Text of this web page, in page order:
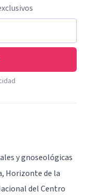
y gnoseológicas
Horizonte de la
del Centro